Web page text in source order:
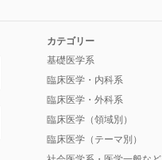
カテゴリー
基礎医学系
臨床医学・内科系
臨床医学・外科系
臨床医学（領域別）
臨床医学（テーマ別）